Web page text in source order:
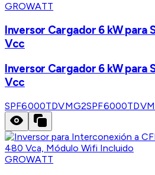
GROWATT
Inversor Cargador 6 kW para
Vcc
Inversor Cargador 6 kW para
Vcc
SPF6000TDVMG2
GROWATT